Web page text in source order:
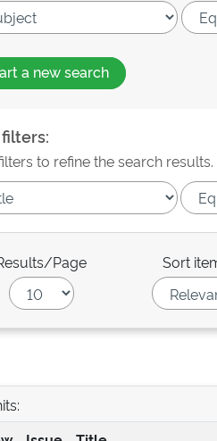
a new search
to refine the search results.
Page Sort